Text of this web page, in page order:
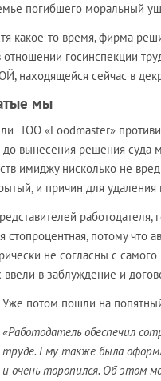
погибшего моральный
какое-то время, фирма
отношении госинспекции
находящейся сейчас в
мы
ТОО «Foodmaster»
вынесения решения суда
имиджу нисколько не
и причин для
работодателя,
стопроцентная, потому
не согласны с
ввели в заблуждение и
Уже потом пошли на
«Работодатель обеспечил
труде. Ему также была
и очень торопился. Об этом